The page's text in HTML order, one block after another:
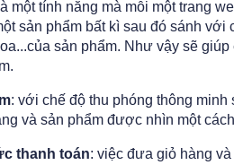
một tính năng mà mỗi một trang
sản phẩm bất kì sau đó sánh
sản phẩm. Như vậy sẽ
: với chế độ thu phóng thông
và sản phẩm được nhìn một
thanh toán: việc đưa giỏ hàng